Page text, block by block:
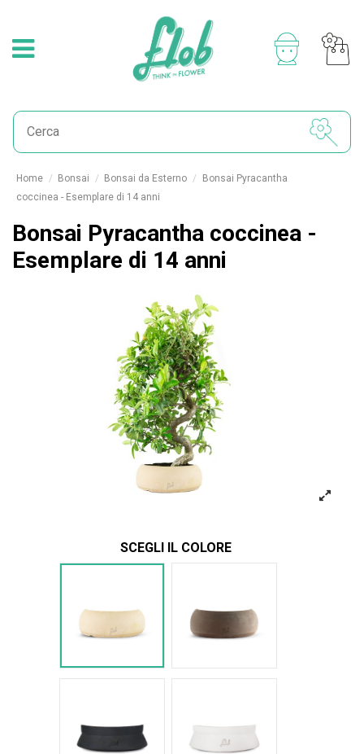
Home Bonsai Bonsai da Esterno
Bonsai Pyracantha
coccinea - Esemplare di 14 anni
Bonsai Pyracantha coccinea -
Esemplare di 14 anni
SCEGLI IL COLORE